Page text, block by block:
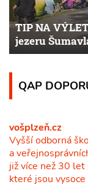
TIP NA
jezeru
QAP
vošplzeň.cz
Vyšší odborná
a
již více než 30
které jsou vysoce